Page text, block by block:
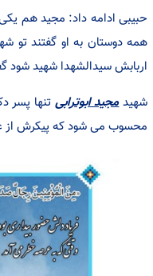
حبیبی ادامه داد: مجید هم
همه دوستان به او گفتند تو
اربابش سیدالشهدا شهید
شهیدمجید ابوترابی تنها پسر
محسوب می شود که پیکرش از عملیات